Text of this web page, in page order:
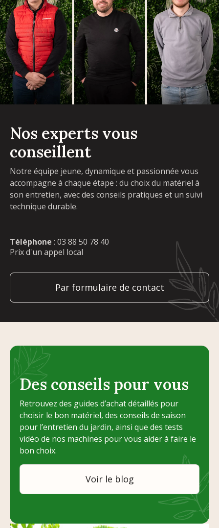
Nos experts vous
conseillent
Notre équipe jeune, dynamique et passionnée vous
accompagne à chaque étape : du choix du matériel à
son entretien, avec des conseils pratiques et un suivi
technique durable.
Téléphone : 03 88 50 78 40
Prix d'un appel local
Par formulaire de contact
Des conseils pour vous
Retrouvez des guides d’achat détaillés pour
choisir le bon matériel, des conseils de saison
pour l’entretien du jardin, ainsi que des tests
vidéo de nos machines pour vous aider à faire le
bon choix.
Voir le blog